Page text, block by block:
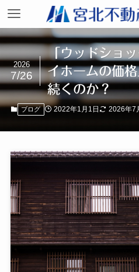
「ウッドショ
イホームの価
続くのか？
2026
7/26
ブログ 2022年1月1日 2026年7